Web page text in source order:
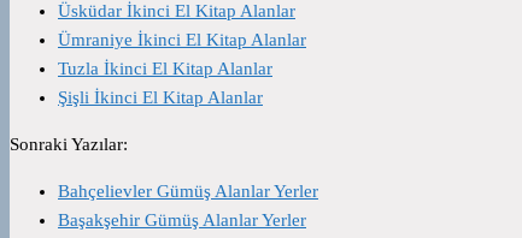
Üsküdar İkinci El Kitap Alanlar
Ümraniye İkinci El Kitap Alanlar
Tuzla İkinci El Kitap Alanlar
Şişli İkinci El Kitap Alanlar
Sonraki Yazılar:
Bahçelievler Gümüş Alanlar Yerler
Başakşehir Gümüş Alanlar Yerler